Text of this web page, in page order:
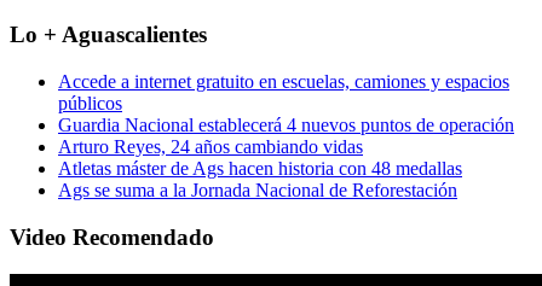
Lo + Aguascalientes
Accede a internet gratuito en escuelas, camiones y espacios
públicos
Guardia Nacional establecerá 4 nuevos puntos de operación
Arturo Reyes, 24 años cambiando vidas
Atletas máster de Ags hacen historia con 48 medallas
Ags se suma a la Jornada Nacional de Reforestación
Video Recomendado